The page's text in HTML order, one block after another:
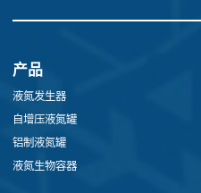
产品
液氮发生器
自增压液氮罐
铝制液氮罐
液氮生物容器